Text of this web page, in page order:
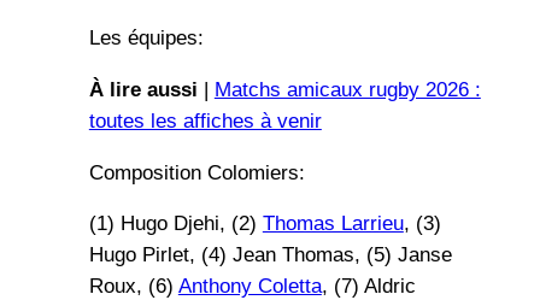
Les équipes:
À lire aussi | Matchs amicaux rugby 2026 :
toutes les affiches à venir
Composition Colomiers:
(1) Hugo Djehi, (2) Thomas Larrieu, (3)
Hugo Pirlet, (4) Jean Thomas, (5) Janse
Roux, (6) Anthony Coletta, (7) Aldric